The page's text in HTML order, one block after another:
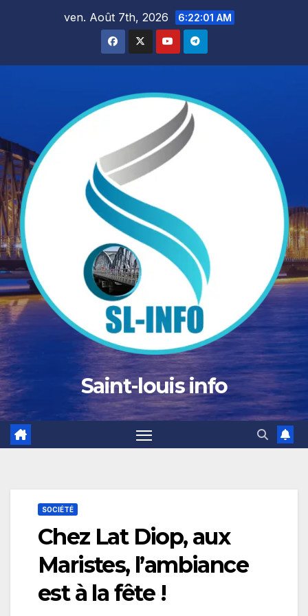
ven. Août 7th, 2026 6:22:02 AM
Saint-louis info
SOCIÉTÉ
Chez Lat Diop, aux
Maristes, l’ambiance
est à la fête !